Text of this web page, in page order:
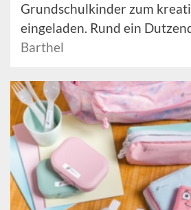
Grundschulkinder zum
eingeladen. Rund ein
Barthel